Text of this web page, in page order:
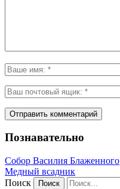
Познавательно
Собор Василия Блаженного
Медный всадник
Поиск